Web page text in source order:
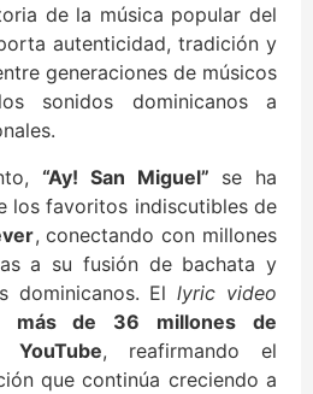
de la música popular del
autenticidad, tradición y
generaciones de músicos
sonidos dominicanos a
“Ay! San Miguel” se ha
los favoritos indiscutibles de
, conectando con millones
a su fusión de bachata y
dominicanos. Ellyric video
más de 36 millones de
YouTube, reafirmando el
que continúa creciendo a